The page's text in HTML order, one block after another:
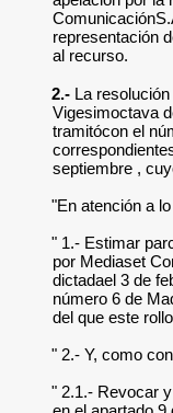
representación
al recurso.
2.- La
Vigesimoctava
tramitócon el
septiembre ,
"En atención a
" 1.- Estimar
por Mediaset
dictadael 3 de
número 6 de
del que este
" 2.- Y, como
" 2.1.- Revocar